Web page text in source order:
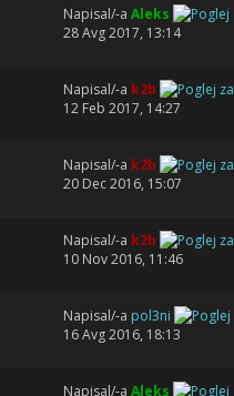
Napisal/-a Aleks
28 Avg 2017, 13:14
Napisal/-a k2b
12 Feb 2017, 14:27
Napisal/-a k2b
20 Dec 2016, 15:07
Napisal/-a k2b
10 Nov 2016, 11:46
Napisal/-a pol3ni
16 Avg 2016, 18:13
Napisal/-a Aleks